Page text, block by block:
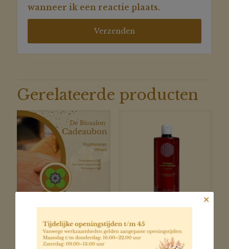
wanneer ik een reactie plaats.
Gerelateerde producten
Cadeaubon:
rug/nek/schouder
massage &
Vata Jasmijn
✕